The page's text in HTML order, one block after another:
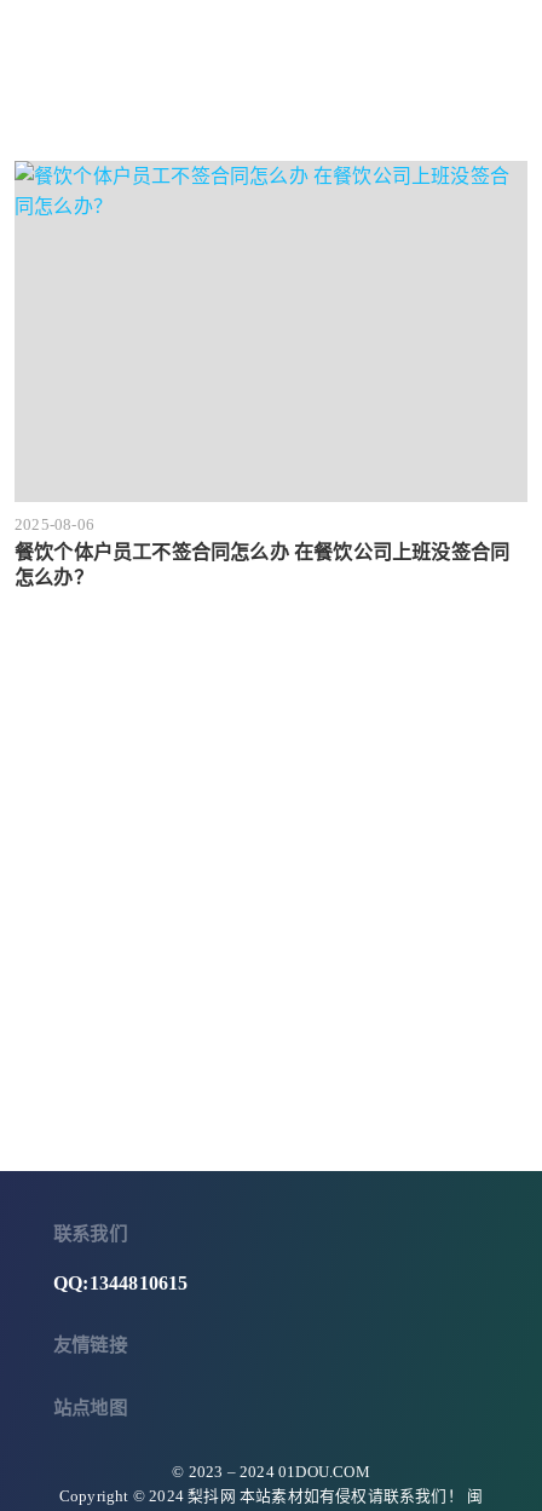
2025-08-06
餐饮个体户员工不签合同怎么办 在餐饮公司上班没签合同
怎么办？
友情链接
站点地图
联系我们
QQ:1344810615
© 2023 – 2024 01DOU.COM
Copyright © 2024 梨抖网 本站素材如有侵权请联系我们！ 闽